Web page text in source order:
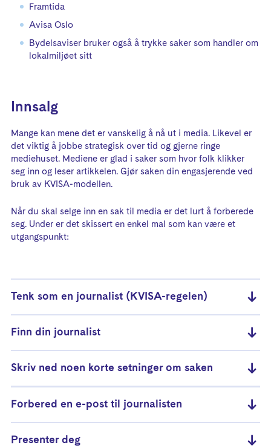
Framtida
Avisa Oslo
Bydelsaviser bruker også å trykke saker som handler om
lokalmiljøet sitt
Innsalg
Mange kan mene det er vanskelig å nå ut i media. Likevel er
det viktig å jobbe strategisk over tid og gjerne ringe
mediehuset. Mediene er glad i saker som hvor folk klikker
seg inn og leser artikkelen. Gjør saken din engasjerende ved
bruk av KVISA-modellen.
Når du skal selge inn en sak til media er det lurt å forberede
seg. Under er det skissert en enkel mal som kan være et
utgangspunkt:
Tenk som en journalist (KVISA-regelen)
Finn din journalist
Skriv ned noen korte setninger om saken
Forbered en e-post til journalisten
Presenter deg